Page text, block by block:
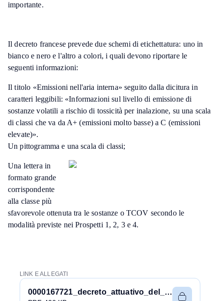
importante.
Il decreto francese prevede due schemi di etichettatura: uno in
bianco e nero e l'altro a colori, i quali devono riportare le
seguenti informazioni:
Il titolo «Emissioni nell'aria interna» seguito dalla dicitura in
caratteri leggibili: «Informazioni sul livello di emissione di
sostanze volatili a rischio di tossicità per inalazione, su una scala
di classi che va da A+ (emissioni molto basse) a C (emissioni
elevate)».
Un pittogramma e una scala di classi;
Una lettera in
formato grande
corrispondente
alla classe più
sfavorevole ottenuta tra le sostanze o TCOV secondo le
modalità previste nei Prospetti 1, 2, 3 e 4.
LINK E ALLEGATI
0000167721_decreto_attuativo_del_19_aprile_2011.pdf